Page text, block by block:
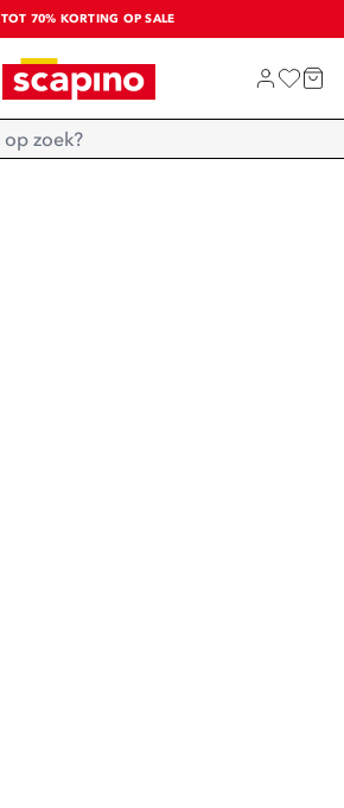
TOT 70% KORTING OP SALE
SALE: LAATSTE KANS!
SHOP NIEUW
Home